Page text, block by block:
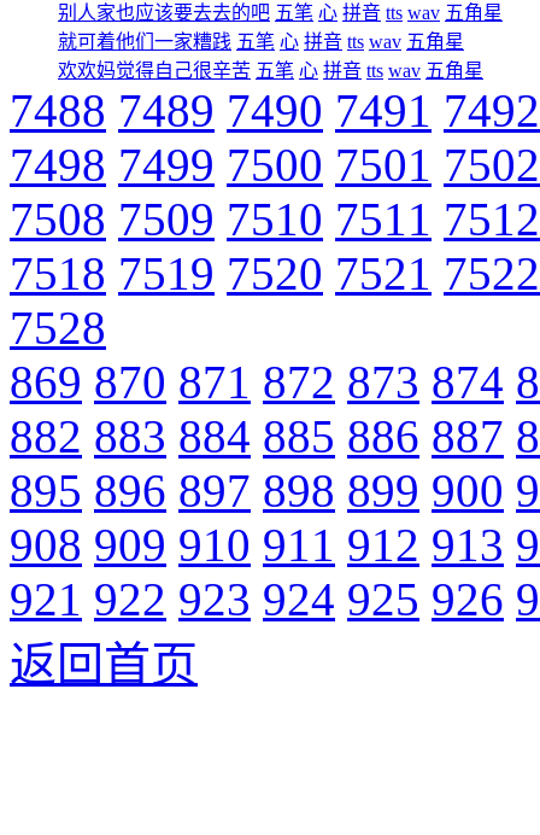
别人家也应该要去去的吧 五笔 心 拼音 tts wav 五角星
就可着他们一家糟践 五笔 心 拼音 tts wav 五角星
欢欢妈觉得自己很辛苦 五笔 心 拼音 tts wav 五角星
7488 7489 7490 7491 7492
7498 7499 7500 7501 7502
7508 7509 7510 7511 7512
7518 7519 7520 7521 7522
7528
869 870 871 872 873 874
882 883 884 885 886 887
895 896 897 898 899 900
908 909 910 911 912 913
921 922 923 924 925 926
返回首页